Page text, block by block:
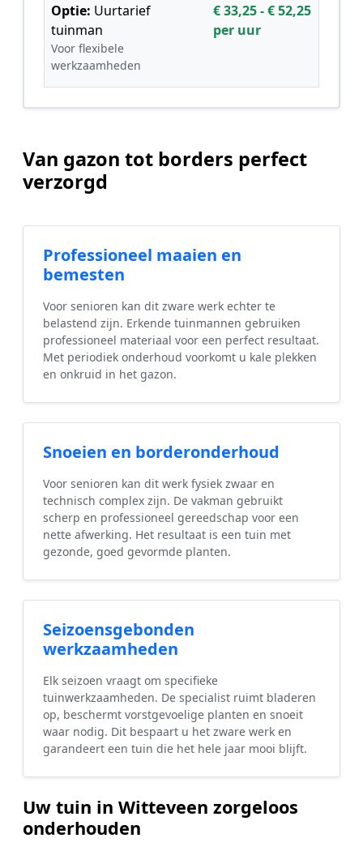
Optie: Uurtarief
tuinman
Voor flexibele
werkzaamheden
€ 33,25 - € 52,25
per uur
Van gazon tot borders perfect
verzorgd
Professioneel maaien en
bemesten
Voor senioren kan dit zware werk echter te
belastend zijn. Erkende tuinmannen gebruiken
professioneel materiaal voor een perfect resultaat.
Met periodiek onderhoud voorkomt u kale plekken
en onkruid in het gazon.
Snoeien en borderonderhoud
Voor senioren kan dit werk fysiek zwaar en
technisch complex zijn. De vakman gebruikt
scherp en professioneel gereedschap voor een
nette afwerking. Het resultaat is een tuin met
gezonde, goed gevormde planten.
Seizoensgebonden
werkzaamheden
Elk seizoen vraagt om specifieke
tuinwerkzaamheden. De specialist ruimt bladeren
op, beschermt vorstgevoelige planten en snoeit
waar nodig. Dit bespaart u het zware werk en
garandeert een tuin die het hele jaar mooi blijft.
Uw tuin in Witteveen zorgeloos
onderhouden